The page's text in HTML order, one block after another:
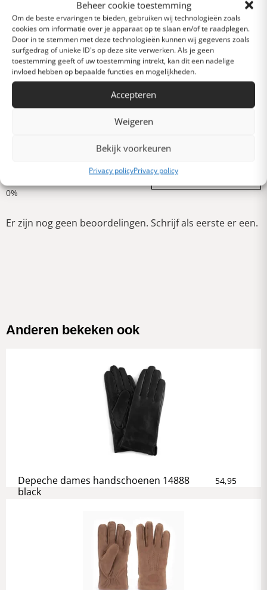
Beheer cookie toestemming
Om de beste ervaringen te bieden, gebruiken wij technologieën zoals
cookies om informatie over je apparaat op te slaan en/of te raadplegen.
Door in te stemmen met deze technologieën kunnen wij gegevens zoals
surfgedrag of unieke ID's op deze site verwerken. Als je geen
toestemming geeft of uw toestemming intrekt, kan dit een nadelige
invloed hebben op bepaalde functies en mogelijkheden.
Accepteren
Weigeren
Bekijk voorkeuren
Privacy policyPrivacy policy
Heel goed
Gemiddeld
Schrijf een review
Er zijn nog geen beoordelingen. Schrijf als eerste er een.
Anderen bekeken ook
Depeche dames handschoenen 14888
black
54,95